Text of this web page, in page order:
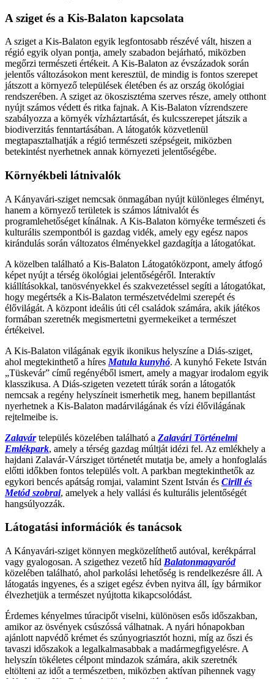
A sziget és a Kis-Balaton kapcsolata
A sziget a Kis-Balaton egyik legfontosabb részévé vált, hiszen a
régió egyik olyan pontja, amely szabadon bejárható, miközben
megőrzi természeti értékeit. A Kis-Balaton az évszázadok során
jelentős változásokon ment keresztül, de mindig is fontos szerepet
játszott a környező települések életében és az ország ökológiai
rendszerében. A sziget az ökoszisztéma szerves része, amely otthont
nyújt számos védett és ritka fajnak. A Kis-Balaton vízrendszere
szabályozza a környék vízháztartását, és kulcsszerepet játszik a
biodiverzitás fenntartásában. A látogatók közvetlenül
megtapasztalhatják a régió természeti szépségeit, miközben
betekintést nyerhetnek annak környezeti jelentőségébe.
Környékbeli látnivalók
A Kányavári-sziget nemcsak önmagában nyújt különleges élményt,
hanem a környező területek is számos látnivalót és
programlehetőséget kínálnak. A Kis-Balaton környéke természeti és
kulturális szempontból is gazdag vidék, amely egy egész napos
kirándulás során változatos élményekkel gazdagítja a látogatókat.
A közelben található a Kis-Balaton Látogatóközpont, amely átfogó
képet nyújt a térség ökológiai jelentőségéről. Interaktív
kiállításokkal, tanösvényekkel és szakvezetéssel segíti a látogatókat,
hogy megértsék a Kis-Balaton természetvédelmi szerepét és
élővilágát. A központ ideális úti cél családok számára, akik játékos
formában szeretnék megismertetni gyermekeiket a természet
értékeivel.
A Kis-Balaton világának egyik ikonikus helyszíne a Diás-sziget,
ahol megtekinthető a híres Matula kunyhó. A kunyhó Fekete István
„Tüskevár” című regényéből ismert, amely a magyar irodalom egyik
klasszikusa. A Diás-szigeten vezetett túrák során a látogatók
nemcsak a regény helyszíneit ismerhetik meg, hanem bepillantást
nyerhetnek a Kis-Balaton madárvilágának és vízi élővilágának
rejtelmeibe is.
Zalavártelepülés közelében található a Zalavári Történelmi
Emlékpark, amely a térség gazdag múltját idézi fel. Az emlékhely a
hajdani Zalavár-Vársziget történetét mutatja be, amely a honfoglalás
előtti időkben fontos település volt. A parkban megtekinthetők az
egykori bencés apátság romjai, valamint Szent István és Cirill és
Metód szobrai, amelyek a hely vallási és kulturális jelentőségét
hangsúlyozzák.
Látogatási információk és tanácsok
A Kányavári-sziget könnyen megközelíthető autóval, kerékpárral
vagy gyalogosan. A szigethez vezető híd Balatonmagyaród
közelében található, ahol parkolási lehetőség is rendelkezésre áll. A
látogatás ingyenes, és a sziget egész évben nyitva áll, így bármikor
élvezhetjük a természet nyújtotta kikapcsolódást.
Érdemes kényelmes túracipőt viselni, különösen esős időszakban,
amikor az ösvények csúszóssá válhatnak. A nyári hónapokban
ajánlott napvédő krémet és szúnyogriasztót hozni, míg az őszi és
tavaszi időszakok a legalkalmasabbak a madármegfigyelésre. A
helyszín tökéletes célpont mindazok számára, akik szeretnék
eltölteni az időt a természetben, miközben aktívan pihennek vagy